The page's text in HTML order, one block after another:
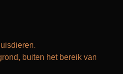
buiten het bereik van